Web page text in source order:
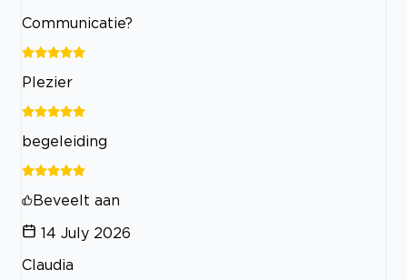
Communicatie?
Plezier
begeleiding
Beveelt aan
14 July 2026
Claudia